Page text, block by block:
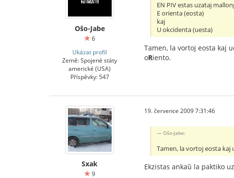
Oŝo-Jabe
6
Ukázat profil
Země: Spojené státy
americké (USA)
Příspěvky: 547
EN PIV estas uzataj
E orienta (eosta)
kaj
U okcidenta (uesta)
Tamen, la vortoj eosta kaj
oRiento.
Sxak
9
19. července 2009 7:31:46
Oŝo-Jabe:
Tamen, la vortoj eosta kaj
Ekzistas ankaŭ la paktiko